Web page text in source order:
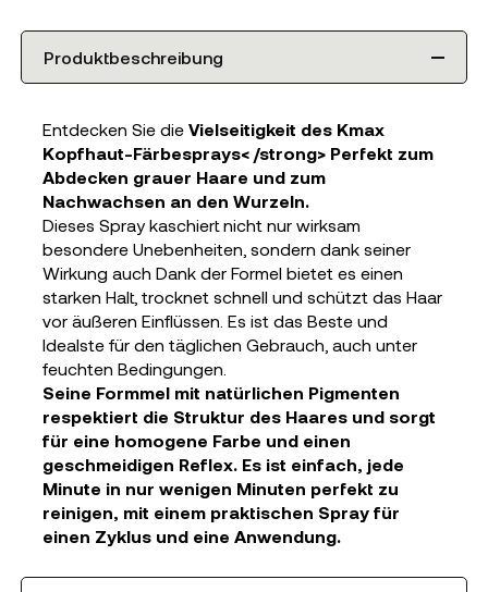
Produktbeschreibung
Entdecken Sie die Vielseitigkeit des Kmax
Kopfhaut-Färbesprays< /strong> Perfekt zum
Abdecken grauer Haare und zum
Nachwachsen an den Wurzeln.
Dieses Spray kaschiert nicht nur wirksam
besondere Unebenheiten, sondern dank seiner
Wirkung auch Dank der Formel bietet es einen
starken Halt, trocknet schnell und schützt das Haar
vor äußeren Einflüssen. Es ist das Beste und
Idealste für den täglichen Gebrauch, auch unter
feuchten Bedingungen.
Seine Formmel mit natürlichen Pigmenten
respektiert die Struktur des Haares und sorgt
für eine homogene Farbe und einen
geschmeidigen Reflex. Es ist einfach, jede
Minute in nur wenigen Minuten perfekt zu
reinigen, mit einem praktischen Spray für
einen Zyklus und eine Anwendung.